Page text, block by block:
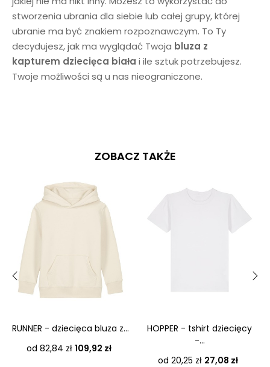
stworzenia ubrania dla siebie lub całej grupy, której
ubranie ma być znakiem rozpoznawczym. To Ty
decydujesz, jak ma wyglądać Twoja bluza z
kapturem dziecięca biała i ile sztuk potrzebujesz.
Twoje możliwości są u nas nieograniczone.
ZOBACZ TAKŻE
RUNNER - dziecięca bluza z...
od 82,84 zł Cena
109,92 zł
HOPPER - tshirt dziecięcy
-...
od 20,25 zł Cena
27,08 zł